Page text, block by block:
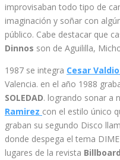
improvisaban todo tipo de
imaginación y soñar con
público. Cabe destacar que
Dinnos son de Aguililla,
1987 se integra Cesar
Valencia. en el año 1988
SOLEDAD. logrando sonar a
Ramirez con el estilo único
graban su segundo Disco
donde despega el tema
lugares de la revista Billboard